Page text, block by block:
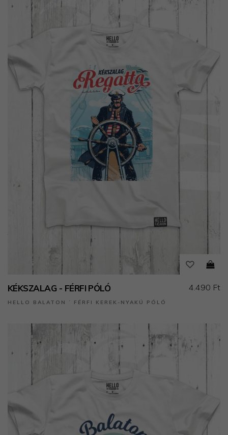
KÉKSZALAG - FÉRFI PÓLÓ
HELLO BALATON ˙ FÉRFI KEREK-NYAKÚ PÓLÓ
4.490 Ft